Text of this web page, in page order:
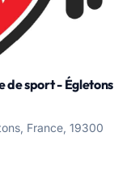
de sport - Égletons
France, 19300